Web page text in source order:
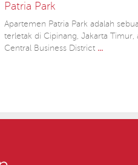
Patria Park
Apartemen Patria Park adalah
terletak di Cipinang, Jakarta Timur,
Central Business District ...